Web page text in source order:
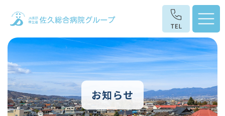
お知らせ